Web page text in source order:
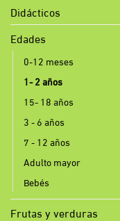
Didácticos
Edades
0-12 meses
1- 2 años
15- 18 años
3 - 6 años
7 - 12 años
Adulto mayor
Bebés
Frutas y verduras